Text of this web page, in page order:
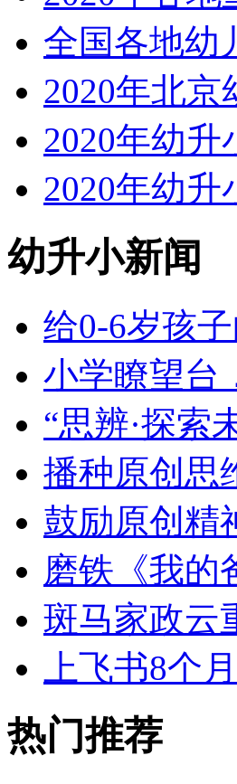
全国各地幼
2020年北
2020年幼升
2020年幼升
幼升小新闻
给0-6岁孩
小学瞭望台
“思辨·探索
播种原创思
鼓励原创精
磨铁《我的
斑马家政云
上飞书8个
热门推荐